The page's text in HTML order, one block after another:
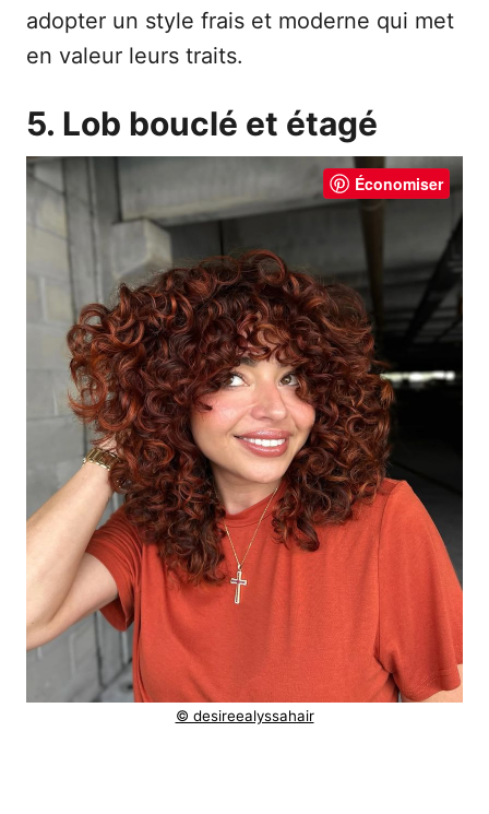
adopter un style frais et moderne qui met
en valeur leurs traits.
5. Lob bouclé et étagé
Économiser
© desireealyssahair